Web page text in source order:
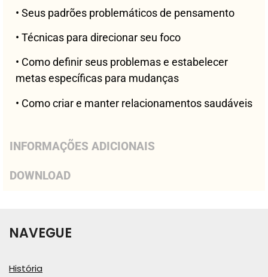
• Seus padrões problemáticos de pensamento
• Técnicas para direcionar seu foco
• Como definir seus problemas e estabelecer
metas específicas para mudanças
• Como criar e manter relacionamentos saudáveis
INFORMAÇÕES ADICIONAIS
DOWNLOAD
NAVEGUE
História